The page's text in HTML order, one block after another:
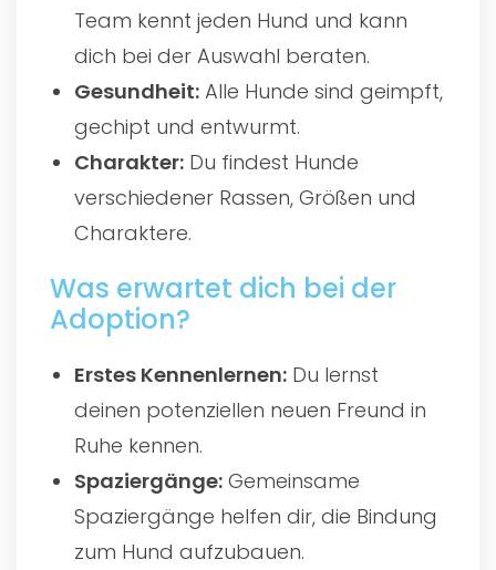
Team kennt jeden Hund und kann
dich bei der Auswahl beraten.
Gesundheit: Alle Hunde sind geimpft,
gechipt und entwurmt.
Charakter: Du findest Hunde
verschiedener Rassen, Größen und
Charaktere.
Was erwartet dich bei der
Adoption?
Erstes Kennenlernen: Du lernst
deinen potenziellen neuen Freund in
Ruhe kennen.
Spaziergänge: Gemeinsame
Spaziergänge helfen dir, die Bindung
zum Hund aufzubauen.